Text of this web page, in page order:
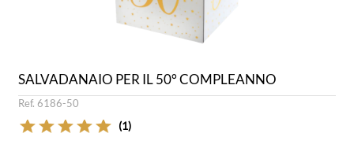
SALVADANAIO PER IL 50° COMPLEANNO
Ref. 6186-50
(1)